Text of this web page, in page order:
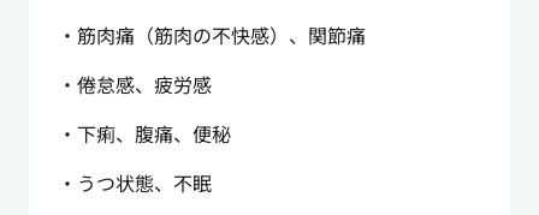
・筋肉痛（筋肉の不快感）、関節痛
・倦怠感、疲労感
・下痢、腹痛、便秘
・うつ状態、不眠